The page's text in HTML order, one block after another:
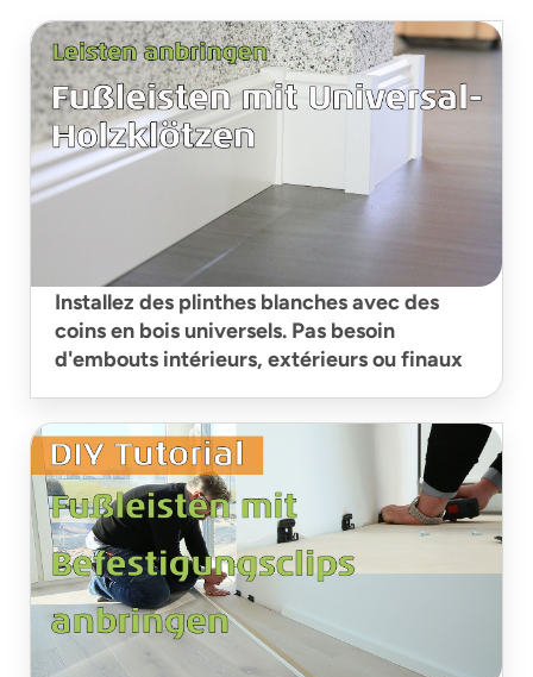
Installez des plinthes blanches avec des
coins en bois universels. Pas besoin
d'embouts intérieurs, extérieurs ou finaux